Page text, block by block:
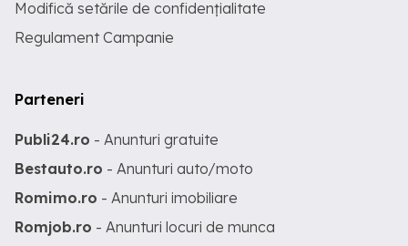
Modifică setările de confidențialitate
Regulament Campanie
Parteneri
Publi24.ro - Anunturi gratuite
Bestauto.ro - Anunturi auto/moto
Romimo.ro - Anunturi imobiliare
Romjob.ro - Anunturi locuri de munca